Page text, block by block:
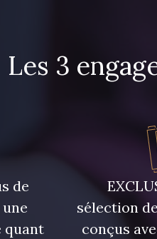
Les 3
de
quant
sélection
conçus